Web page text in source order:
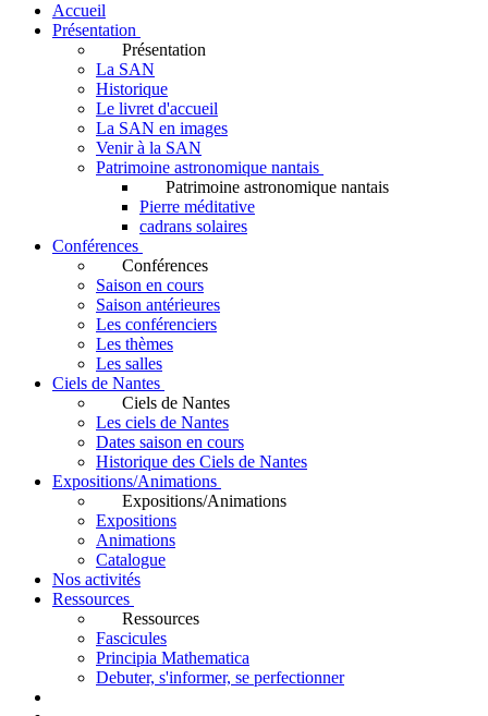
Accueil
Présentation
Présentation
La SAN
Historique
Le livret d'accueil
La SAN en images
Venir à la SAN
Patrimoine astronomique nantais
Patrimoine astronomique nantais
Pierre méditative
cadrans solaires
Conférences
Conférences
Saison en cours
Saison antérieures
Les conférenciers
Les thèmes
Les salles
Ciels de Nantes
Ciels de Nantes
Les ciels de Nantes
Dates saison en cours
Historique des Ciels de Nantes
Expositions/Animations
Expositions/Animations
Expositions
Animations
Catalogue
Nos activités
Ressources
Ressources
Fascicules
Principia Mathematica
Debuter, s'informer, se perfectionner